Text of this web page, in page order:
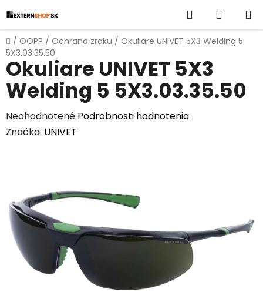
na
obsah
Hľadať
KOŠÍK
Domov
/ OOPP / Ochrana zraku / Okuliare UNIVET 5X3 Welding 5
5X3.03.35.50
Okuliare UNIVET 5X3
Welding 5 5X3.03.35.50
Priemerné
hodnotenie
5
hviezdičiek.
Neohodnotené Podrobnosti hodnotenia
Značka: UNIVET